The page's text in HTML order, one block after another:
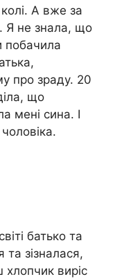
А вже за
Я не знала, що
побачила
про зраду. 20
що
мені сина. І
батько та
зізналася,
виріс